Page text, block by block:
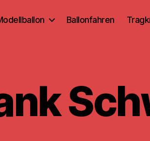
Ballonfahren